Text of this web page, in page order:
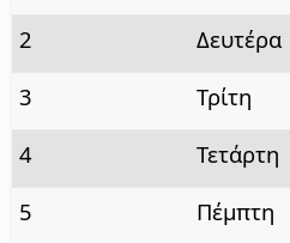
2
Δευτέρα
3
Τρίτη
4
Τετάρτη
5
Πέμπτη